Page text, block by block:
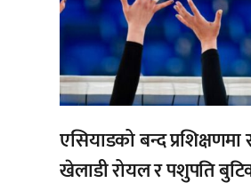
एसियाडको बन्द प्रशिक्षणमा
खेलाडी रोयल र पशुपति